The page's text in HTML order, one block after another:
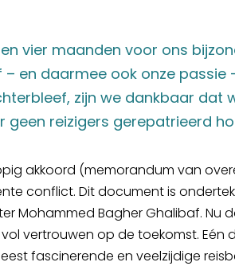
vier maanden voor ons
en daarmee ook onze passie
zijn we dankbaar dat
geen reizigers gerepatrieerd
akkoord (memorandum van
conflict. Dit document is
Mohammed Bagher Ghalibaf. Nu
vertrouwen op de toekomst. Eén
fascinerende en veelzijdige